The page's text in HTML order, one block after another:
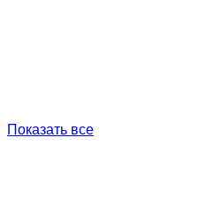
Показать все